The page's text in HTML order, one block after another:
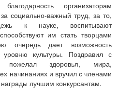
организаторам
социально-важный труд, за то,
к науке, воспитывают
им стать творцами
дает возможность
уровню культуры. Поздравил с
пожелал здоровья, мира,
начинаниях и вручил с членами
лучшим конкурсантам.